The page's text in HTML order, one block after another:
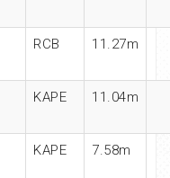
RCB 11.27m
KAPE 11.04m
KAPE 7.58m